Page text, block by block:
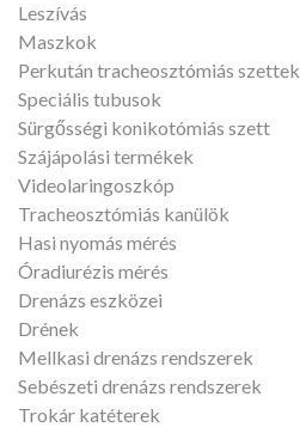
Leszívás
Maszkok
Perkután tracheosztómiás szettek
Speciális tubusok
Sürgősségi konikotómiás szett
Szájápolási termékek
Videolaringoszkóp
Tracheosztómiás kanülök
Hasi nyomás mérés
Óradiurézis mérés
Drenázs eszközei
Drének
Mellkasi drenázs rendszerek
Sebészeti drenázs rendszerek
Trokár katéterek